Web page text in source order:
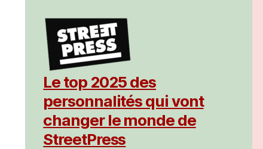
Le top 2025 des
personnalités qui vont
changer le monde de
StreetPress